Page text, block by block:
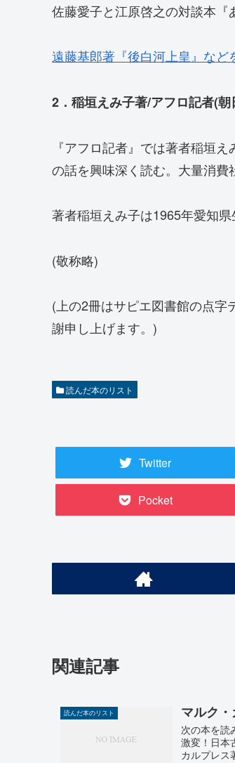
佐藤愛子と江原啓之の対談本
遠藤基郎著『後白河上皇』など
2．稲垣えみ子著/アフロ記者(
『アフロ記者』では著者稲垣
の話を興味深く読む。大量消費
著者稲垣えみ子は1965年愛知県
(敬称略)
(上の2冊はサピエ図書館の点
謝申し上げます。)
読んだ本のリスト
Twitter
Pocket
関連記事
読んだ本のリスト マルク
次の本を読
激変！日本
カルプレス